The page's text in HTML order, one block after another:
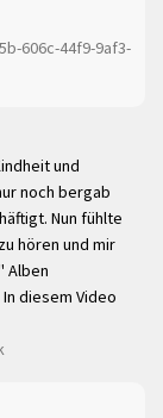
606c-44f9-9af3-
und
noch bergab
Nun fühlte
hören und mir
Alben
diesem Video